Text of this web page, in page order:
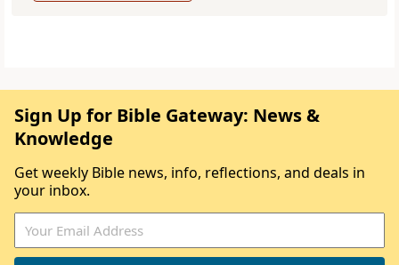
Sign Up for Bible Gateway: News &
Knowledge
Get weekly Bible news, info, reflections, and deals in
your inbox.